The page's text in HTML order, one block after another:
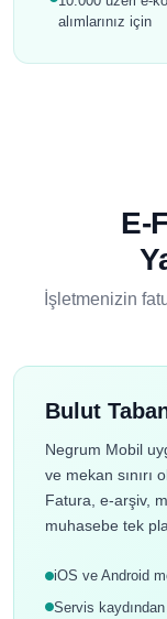
alımlarınız için
E-
İşletmenizin
Bulut
Negrum Mobil
ve mekan sınırı
Fatura, e-arşiv,
muhasebe tek
iOS ve Android
Servis